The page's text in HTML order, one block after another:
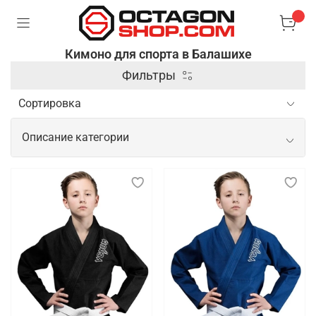
Кимоно для спорта в Балашихе
Фильтры
Описание категории
Спортивное кимоно для тренировок и
показательных выступлений
Спортивное кимоно — это специальная одежда,
используемая в боевых искусствах и
единоборствах, таких как дзюдо, карате, айкидо и
бразильское джиу-джитсу. Оно изготавливается из
плотной и прочной ткани, которая выдерживает
интенсивные нагрузки и частые захваты,